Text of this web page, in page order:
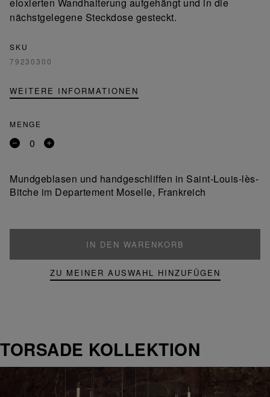
eloxierten Wandhalterung aufgehängt und in die
nächstgelegene Steckdose gesteckt.
SKU
79230300
WEITERE INFORMATIONEN
MENGE
Entfernen
Produkt
Ein
Mundgeblasen und handgeschliffen in Saint-Louis-lès-
Bitche im Departement Moselle, Frankreich
IN DEN WARENKORB
ZU MEINER AUSWAHL HINZUFÜGEN
TORSADE KOLLEKTION